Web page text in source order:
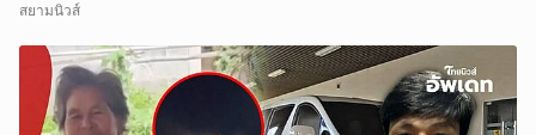
สยามนิวส์